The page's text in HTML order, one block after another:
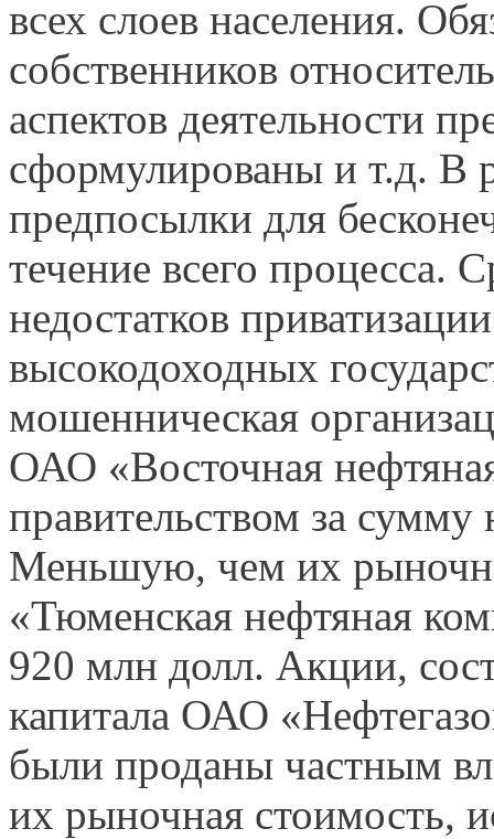
всех слоев населения.
собственников
аспектов деятельности
сформулированы и т.д. В
предпосылки для
течение всего процесса.
недостатков
высокодоходных
мошенническая
ОАО «Восточная
правительством за
Меньшую, чем их
«Тюменская нефтяная
920 млн долл. Акции,
капитала ОАО
были проданы частным
их рыночная стоимость,